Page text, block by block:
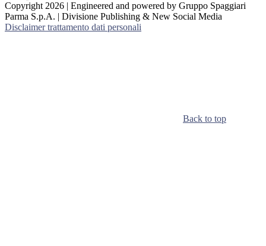
Copyright 2026 | Engineered and powered by Gruppo Spaggiari
Parma S.p.A. | Divisione Publishing & New Social Media
Disclaimer trattamento dati personali
Back to top